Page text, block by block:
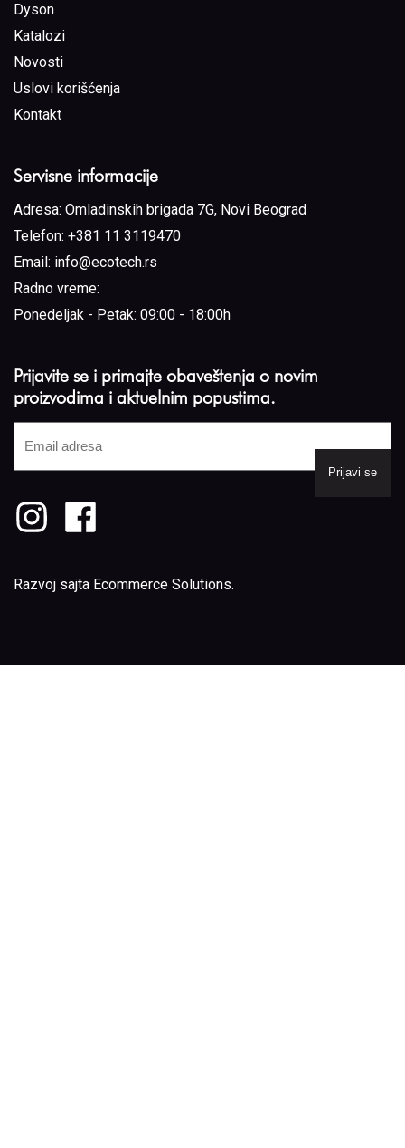
Dyson
Katalozi
Novosti
Uslovi korišćenja
Kontakt
Servisne informacije
Adresa: Omladinskih brigada 7G, Novi Beograd
Telefon: +381 11 3119470
Email: info@ecotech.rs
Radno vreme:
Ponedeljak - Petak: 09:00 - 18:00h
Prijavite se i primajte obaveštenja o novim
proizvodima i aktuelnim popustima.
adresa
Razvoj sajta Ecommerce Solutions.